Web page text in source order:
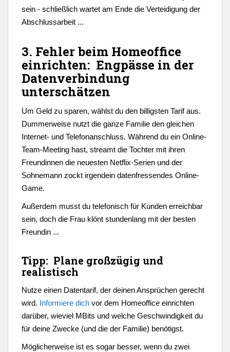
sein - schließlich wartet am Ende die Verteidigung der
Abschlussarbeit ...
3. Fehler beim Homeoffice
einrichten: Engpässe in der
Datenverbindung
unterschätzen
Um Geld zu sparen, wählst du den billigsten Tarif aus.
Dummerweise nutzt die ganze Familie den gleichen
Internet- und Telefonanschluss. Während du ein Online-
Team-Meeting hast, streamt die Tochter mit ihren
Freundinnen die neuesten Netflix-Serien und der
Sohnemann zockt irgendein datenfressendes Online-
Game.
Außerdem musst du telefonisch für Kunden erreichbar
sein, doch die Frau klönt stundenlang mit der besten
Freundin ...
Tipp: Plane großzügig und
realistisch
Nutze einen Datentarif, der deinen Ansprüchen gerecht
wird. Informiere dich vor dem Homeoffice einrichten
darüber, wieviel MBits und welche Geschwindigkeit du
für deine Zwecke (und die der Familie) benötigst.
Möglicherweise ist es sogar besser, wenn du zwei